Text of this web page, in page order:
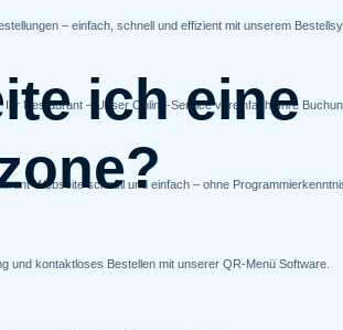
– einfach, schnell und effizient mit unserem
Restaurant – Unser Online-Service vereinfacht Ihre
Webseite schnell und einfach – ohne
und kontaktloses Bestellen mit unserer QR-Menü Software.
ich eine